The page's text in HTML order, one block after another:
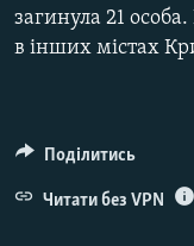
загинула 21
в інших містах
Поділитись
Читати без VPN